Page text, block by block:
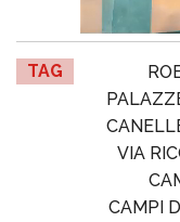
TAG
VIA
CAMPI